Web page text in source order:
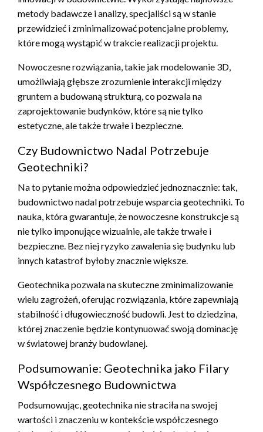
metody badawcze i analizy, specjaliści są w stanie
przewidzieć i zminimalizować potencjalne problemy,
które mogą wystąpić w trakcie realizacji projektu.
Nowoczesne rozwiązania, takie jak modelowanie 3D,
umożliwiają głębsze zrozumienie interakcji między
gruntem a budowaną strukturą, co pozwala na
zaprojektowanie budynków, które są nie tylko
estetyczne, ale także trwałe i bezpieczne.
Czy Budownictwo Nadal Potrzebuje
Geotechniki?
Na to pytanie można odpowiedzieć jednoznacznie: tak,
budownictwo nadal potrzebuje wsparcia geotechniki. To
nauka, która gwarantuje, że nowoczesne konstrukcje są
nie tylko imponujące wizualnie, ale także trwałe i
bezpieczne. Bez niej ryzyko zawalenia się budynku lub
innych katastrof byłoby znacznie większe.
Geotechnika pozwala na skuteczne zminimalizowanie
wielu zagrożeń, oferując rozwiązania, które zapewniają
stabilność i długowieczność budowli. Jest to dziedzina,
której znaczenie będzie kontynuować swoją dominację
w światowej branży budowlanej.
Podsumowanie: Geotechnika jako Filary
Współczesnego Budownictwa
Podsumowując, geotechnika nie straciła na swojej
wartości i znaczeniu w kontekście współczesnego